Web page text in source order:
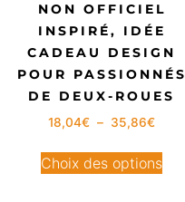
NON OFFICIEL
INSPIRÉ, IDÉE
CADEAU DESIGN
POUR PASSIONNÉS
DE DEUX-ROUES
18,04€ – 35,86€
Choix des options